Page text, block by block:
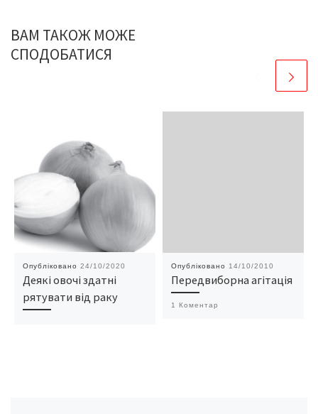
ВАМ ТАКОЖ МОЖЕ
СПОДОБАТИСЯ
Опубліковано 24/10/2020
Деякі овочі здатні
рятувати від раку
Опубліковано 14/10/2010
Передвиборна агітація
1 Коментар